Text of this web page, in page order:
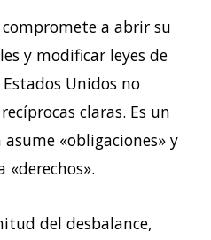
a abrir su
y modificar leyes de
Unidos no
claras. Es un
«obligaciones» y
«derechos».
del desbalance,